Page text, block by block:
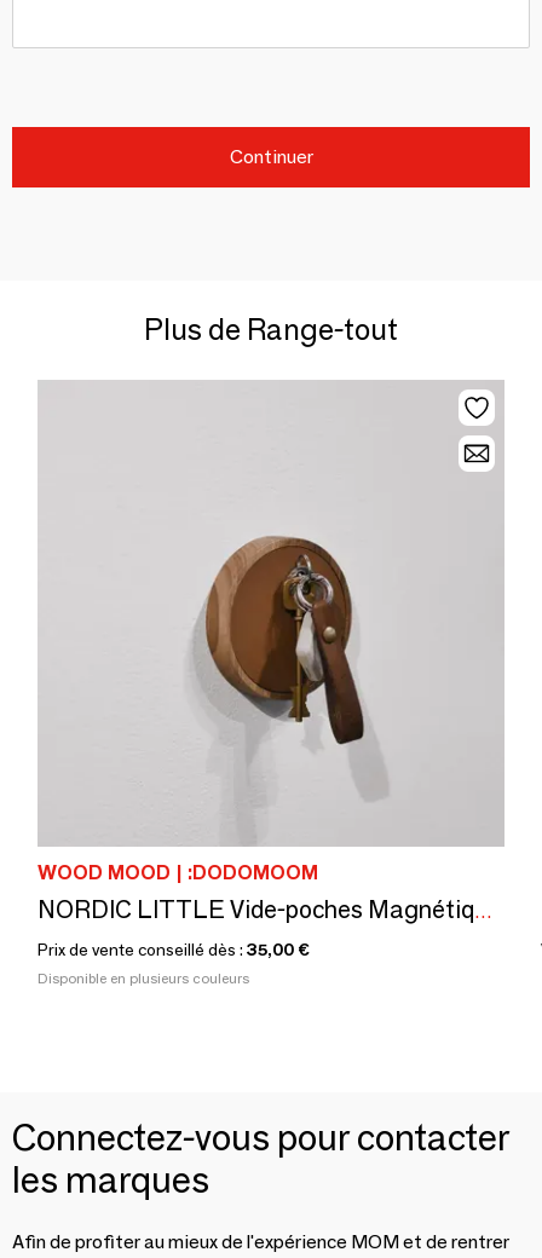
Continuer
Plus de Range-tout
WOOD MOOD | :DODOMOOM
NORDIC LITTLE Vide-poches Magnétique – Bois Massif & Cuir
Prix de vente conseillé dès : 35,00 €
Disponible en plusieurs couleurs
Connectez-vous pour contacter
les marques
Afin de profiter au mieux de l'expérience MOM et de rentrer